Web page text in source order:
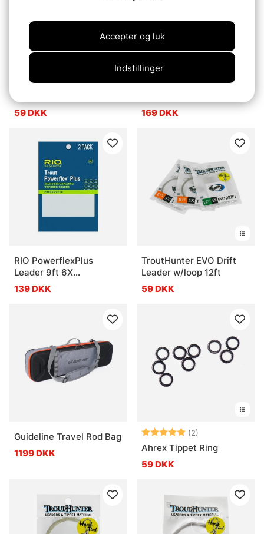
SA Mastery Trout Leader
59 DKK
SA Absolute
Leader 9'
169 DKK
RIO PowerflexPlus
Leader 9ft 6X
0,12mm/1,8kg 2-pack
139 DKK
TroutHunter EVO Drift
Leader w/loop 12ft
59 DKK
Guideline Travel Rod Bag
1199 DKK
Vurdering: (2)
Ahrex Tippet Ring
59 DKK
Indstillinger
Accepter og luk